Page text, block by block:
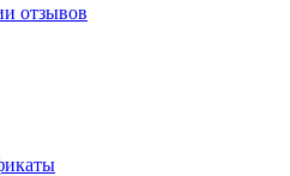
отзывов